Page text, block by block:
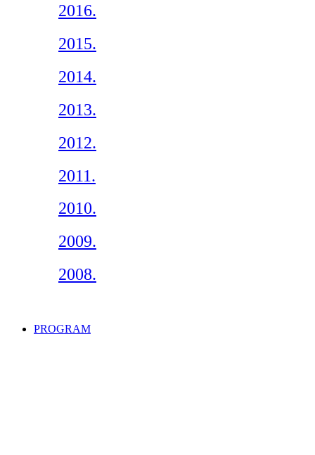
2016.
2015.
2014.
2013.
2012.
2011.
2010.
2009.
2008.
PROGRAM